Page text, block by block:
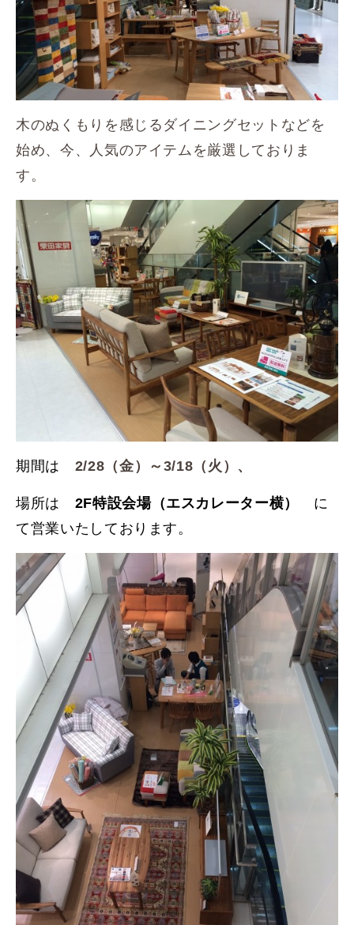
木のぬくもりを感じるダイニングセットなどを
始め、今、人気のアイテムを厳選しておりま
す。
期間は 2/28（金）～3/18（火）、
場所は 2F特設会場（エスカレーター横）
に
て営業いたしております。